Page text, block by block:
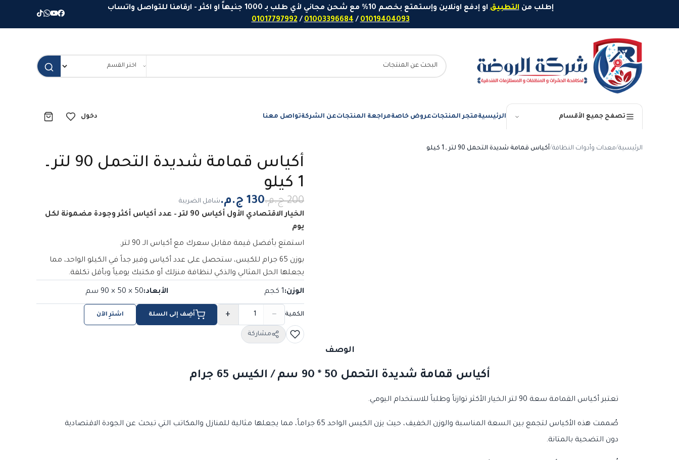
إطلب منالتطبيق او إدفع اونلاين وإستمتع بخصم 10% مع شحن مجاني لأي طلب بـ 1000 جنيهاً او اكثر - ارقامنا للتواصل واتساب
01019404093
/
01003396684
/
01017797992
تصفح جميع الأقسام الرئيسيةمتجر المنتجاتعروض خاصةمراجعة المنتجاتعن الشركةتواصل معنا دخول
الرئيسية/معدات وأدوات النظافة/أكياس قمامة شديدة التحمل 90 لتر ـ 1 كيلو
أكياس قمامة شديدة التحمل 90 لتر ـ
1 كيلو
‏200 ج.م.‏ شامل الضريبة
الخيار الاقتصادي الأول أكياس 90 لتر – عدد أكياس أكثر وجودة مضمونة لكل
يوم
استمتع بأفضل قيمة مقابل سعرك مع أكياس الـ 90 لتر.
بوزن 65 جرام للكيس، ستحصل على عدد أكياس وفير جداً في الكيلو الواحد، مما
يجعلها الحل المثالي والذكي لنظافة منزلك أو مكتبك يومياً وبأقل تكلفة.
الوزن:1 كجم الأبعاد:
50 × 50 × 90 سم
الكمية −
+ أضِف إلى السلة اشترِ الآن
مشاركة
الوصف
أكياس قمامة شديدة التحمل 50 * 90 سم / الكيس 65 جرام
تعتبر أكياس القمامة سعة 90 لتر الخيار الأكثر توازناً وطلباً للاستخدام اليومي.
صُممت هذه الأكياس لتجمع بين السعة المناسبة والوزن الخفيف، حيث يزن الكيس الواحد 65 جراماً، مما يجعلها مثالية للمنازل والمكاتب التي تبحث عن الجودة الاقتصادية
دون التضحية بالمتانة.